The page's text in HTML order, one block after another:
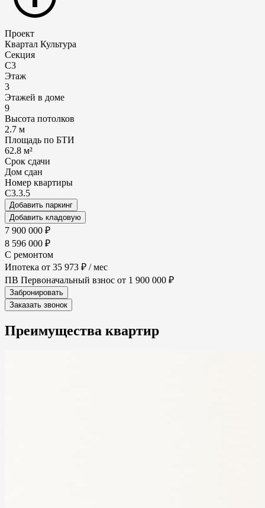
Проект
Квартал Культура
Секция
С3
Этаж
3
Этажей в доме
9
Высота потолков
2.7 м
Площадь по БТИ
62.8 м²
Срок сдачи
Дом сдан
Номер квартиры
С3.3.5
Добавить паркинг
Добавить кладовую
7 900 000 ₽
8 596 000 ₽
С ремонтом
Ипотека от 35 973 ₽ / мес
ПВ Первоначальный взнос от 1 900 000 ₽
Забронировать
Заказать звонок
Преимущества квартир